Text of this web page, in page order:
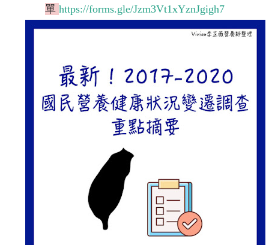
單 https://forms.gle/Jzm3Vt1xYznJgigh7